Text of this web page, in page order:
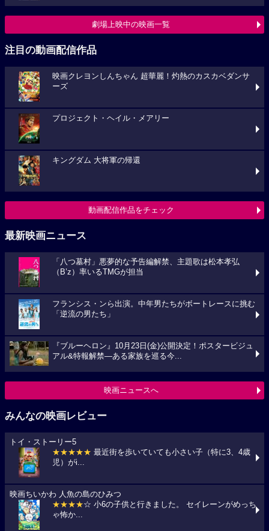
劇場上映中の映画一覧
注目の動画配信作品
映画クレヨンしんちゃん 超華麗！灼熱のカスカベダンサ
ーズ
プロジェクト・ヘイル・メアリー
キングダム 大将軍の帰還
動画配信作品をチェック
最新映画ニュース
「八つ墓村」悪夢的な予告編解禁、主題歌は松本孝弘
（B’z）率いるTMGが担当
フランシス・ンら出演。中年男たちがボートレースに挑む
「逆流の男たち」
『ブルーヘロン』10月23日(金)公開決定！ポスタービジュ
アル&特報解禁―ある家族を巡る今...
映画ニュースへ
みんなの映画レビュー
トイ・ストーリー5
★★★★★ 最近街を歩いていても小さい子（特に3、4歳
児）がi...
映画ちいかわ 人魚の島のひみつ
★★★★☆ 小6の子供と行きました。 セイレーンがめっち
ゃ怖か...